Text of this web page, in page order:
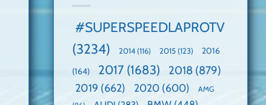
dube
EV3
câștigătoare,
domină
#SUPERSPEEDLAPROTV
(3234)
2014 (116) 2015 (123) 2016
(164) 2017 (1683) 2018 (879)
2019 (662) 2020 (600)
AMG